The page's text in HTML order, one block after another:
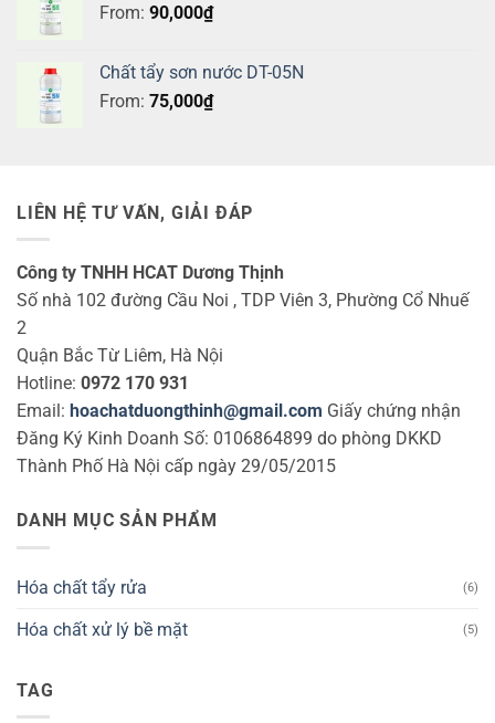
From: 90,000₫
Chất tẩy sơn nước DT-05N
From: 75,000₫
LIÊN HỆ TƯ VẤN, GIẢI ĐÁP
Công ty TNHH HCAT Dương Thịnh
Số nhà 102 đường Cầu Noi , TDP Viên 3, Phường Cổ Nhuế
2
Quận Bắc Từ Liêm, Hà Nội
Hotline: 0972 170 931
Email: hoachatduongthinh@gmail.com Giấy chứng nhận
Đăng Ký Kinh Doanh Số: 0106864899 do phòng DKKD
Thành Phố Hà Nội cấp ngày 29/05/2015
DANH MỤC SẢN PHẨM
Hóa chất tẩy rửa (6)
Hóa chất xử lý bề mặt (5)
TAG